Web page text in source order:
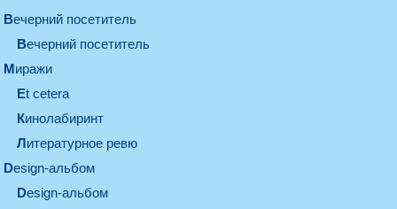
вечерний посетитель
вечерний посетитель
миражи
et cetera
кинолабиринт
литературное ревю
design-альбом
design-альбом